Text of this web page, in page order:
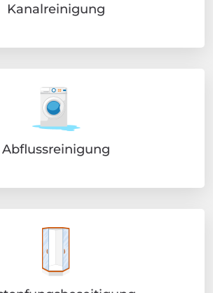
Kanalreinigung
Abflussreinigung